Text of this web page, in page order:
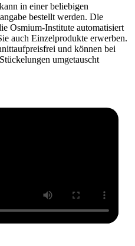
in einer beliebigen
bestellt werden. Die
Osmium-Institute automatisiert
auch Einzelprodukte erwerben.
und können bei
umgetauscht